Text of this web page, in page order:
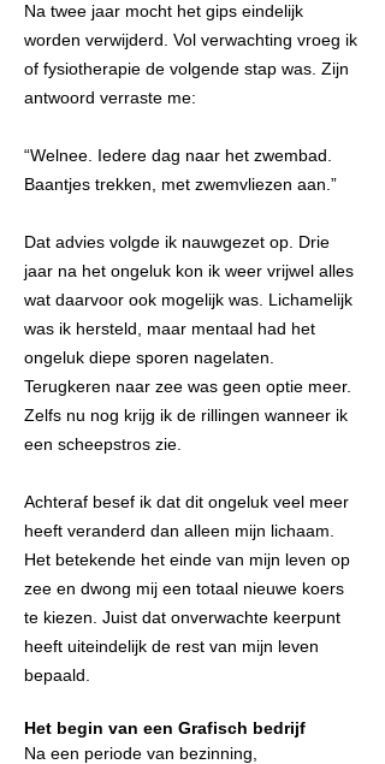
Na twee jaar mocht het gips eindelijk
worden verwijderd. Vol verwachting vroeg ik
of fysiotherapie de volgende stap was. Zijn
antwoord verraste me:
“Welnee. Iedere dag naar het zwembad.
Baantjes trekken, met zwemvliezen aan.”
Dat advies volgde ik nauwgezet op. Drie
jaar na het ongeluk kon ik weer vrijwel alles
wat daarvoor ook mogelijk was. Lichamelijk
was ik hersteld, maar mentaal had het
ongeluk diepe sporen nagelaten.
Terugkeren naar zee was geen optie meer.
Zelfs nu nog krijg ik de rillingen wanneer ik
een scheepstros zie.
Achteraf besef ik dat dit ongeluk veel meer
heeft veranderd dan alleen mijn lichaam.
Het betekende het einde van mijn leven op
zee en dwong mij een totaal nieuwe koers
te kiezen. Juist dat onverwachte keerpunt
heeft uiteindelijk de rest van mijn leven
bepaald.
Het begin van een Grafisch bedrijf
Na een periode van bezinning,